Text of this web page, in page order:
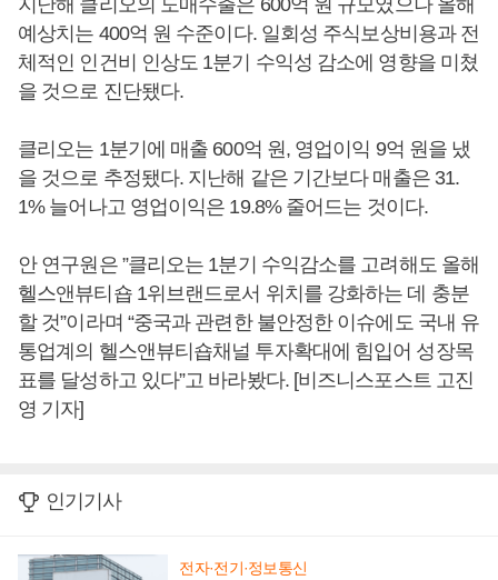
지난해 클리오의 도매수출은 600억 원 규모였으나 올해
예상치는 400억 원 수준이다. 일회성 주식보상비용과 전
체적인 인건비 인상도 1분기 수익성 감소에 영향을 미쳤
을 것으로 진단됐다.
클리오는 1분기에 매출 600억 원, 영업이익 9억 원을 냈
을 것으로 추정됐다. 지난해 같은 기간보다 매출은 31.
1% 늘어나고 영업이익은 19.8% 줄어드는 것이다.
안 연구원은 ”클리오는 1분기 수익감소를 고려해도 올해
헬스앤뷰티숍 1위브랜드로서 위치를 강화하는 데 충분
할 것”이라며 “중국과 관련한 불안정한 이슈에도 국내 유
통업계의 헬스앤뷰티숍채널 투자확대에 힘입어 성장목
표를 달성하고 있다”고 바라봤다. [비즈니스포스트 고진
영 기자]
인기기사
전자·전기·정보통신